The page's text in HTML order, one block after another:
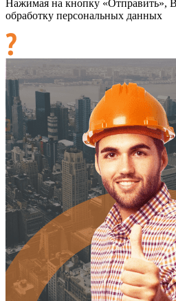
Нажимая на кнопку «Отправить»,
обработку персональных данных